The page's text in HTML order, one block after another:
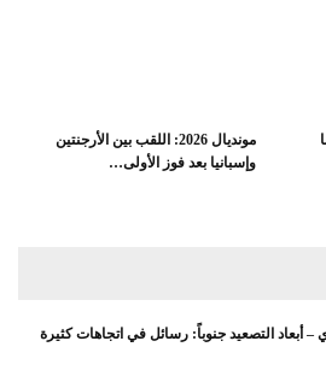
مونديال 2026: اللقب بين الأرجنتين
وإسبانيا بعد فوز الأولى…
التصعيد جنوباً: رسائل في اتجاهات كثيرة